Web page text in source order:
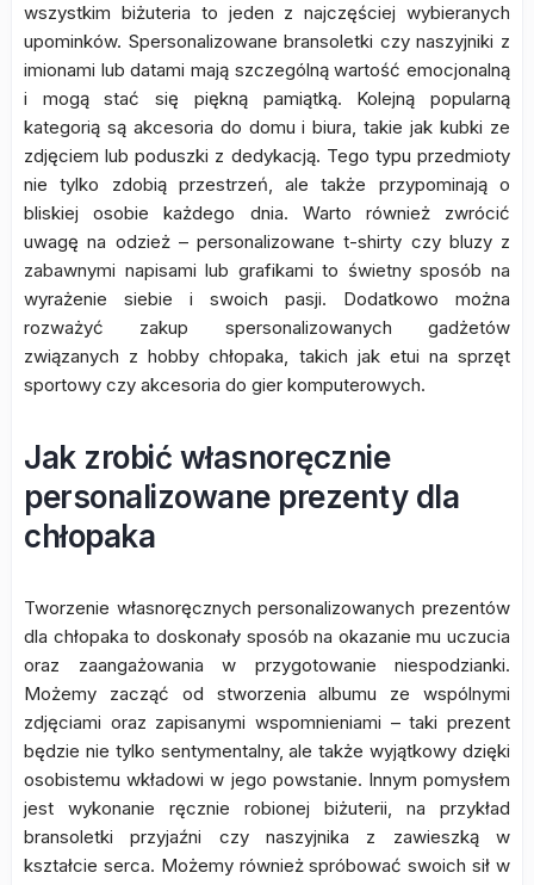
wszystkim biżuteria to jeden z najczęściej wybieranych
upominków. Spersonalizowane bransoletki czy naszyjniki z
imionami lub datami mają szczególną wartość emocjonalną
i mogą stać się piękną pamiątką. Kolejną popularną
kategorią są akcesoria do domu i biura, takie jak kubki ze
zdjęciem lub poduszki z dedykacją. Tego typu przedmioty
nie tylko zdobią przestrzeń, ale także przypominają o
bliskiej osobie każdego dnia. Warto również zwrócić
uwagę na odzież – personalizowane t-shirty czy bluzy z
zabawnymi napisami lub grafikami to świetny sposób na
wyrażenie siebie i swoich pasji. Dodatkowo można
rozważyć zakup spersonalizowanych gadżetów
związanych z hobby chłopaka, takich jak etui na sprzęt
sportowy czy akcesoria do gier komputerowych.
Jak zrobić własnoręcznie
personalizowane prezenty dla
chłopaka
Tworzenie własnoręcznych personalizowanych prezentów
dla chłopaka to doskonały sposób na okazanie mu uczucia
oraz zaangażowania w przygotowanie niespodzianki.
Możemy zacząć od stworzenia albumu ze wspólnymi
zdjęciami oraz zapisanymi wspomnieniami – taki prezent
będzie nie tylko sentymentalny, ale także wyjątkowy dzięki
osobistemu wkładowi w jego powstanie. Innym pomysłem
jest wykonanie ręcznie robionej biżuterii, na przykład
bransoletki przyjaźni czy naszyjnika z zawieszką w
kształcie serca. Możemy również spróbować swoich sił w